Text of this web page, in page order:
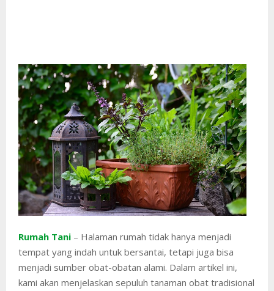
Rumah Tani – Halaman rumah tidak hanya menjadi
tempat yang indah untuk bersantai, tetapi juga bisa
menjadi sumber obat-obatan alami. Dalam artikel ini,
kami akan menjelaskan sepuluh tanaman obat tradisional